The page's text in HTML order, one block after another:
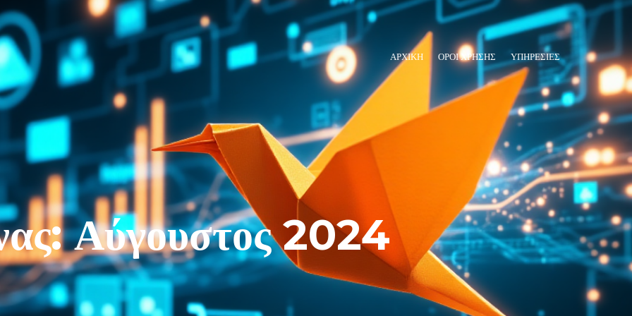
ΑΡΧΙΚΗ ΌΡΟΙ ΧΡΉΣΗΣ ΥΠΗΡΕΣΊΕΣ
Αύγουστος 2024